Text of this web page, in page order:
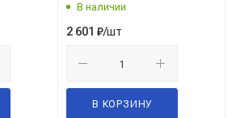
В наличии
2 601 ₽/шт
В КОРЗИНУ